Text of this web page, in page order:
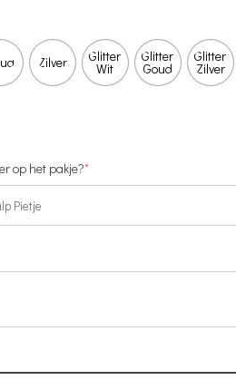
Zilver Glitter
Wit
Glitter
Goud
Glitter
Zilver
op het pakje?*(required)